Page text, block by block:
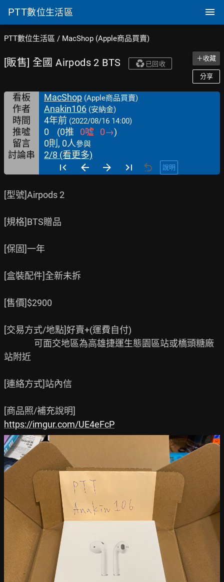
PTT數位生活區
PTT數位生活區 / MacShop (Apple商品買賣)
[販售] 全國 Airpods 2 BTS 已回收
＋收藏
分享
看板 MacShop (Apple商品買賣)
作者 Anakin106 (安納金)
時間 4年前 (2022/08/16 14:00)
推噓 0 (0推 0噓 0→)
留言
0則, 0人參與
討論串 2/8 (看更多)
說明
[型號]Airpods 2
[規格]BTS贈品
[保固]一年
[盒裝配件]全新未拆
[售價]$2900
[交易方式/地點]好賣+(運費自付)
站附近
[連絡方式]站內信
https://imgur.com/UE4eFcP